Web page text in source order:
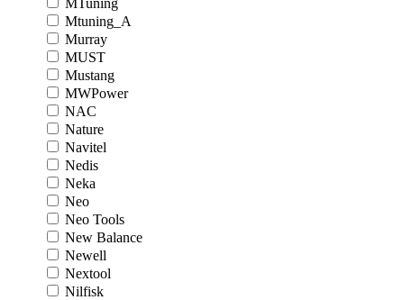
MTuning
Mtuning_A
Murray
MUST
Mustang
MWPower
NAC
Nature
Navitel
Nedis
Neka
Neo
Neo Tools
New Balance
Newell
Nextool
Nilfisk